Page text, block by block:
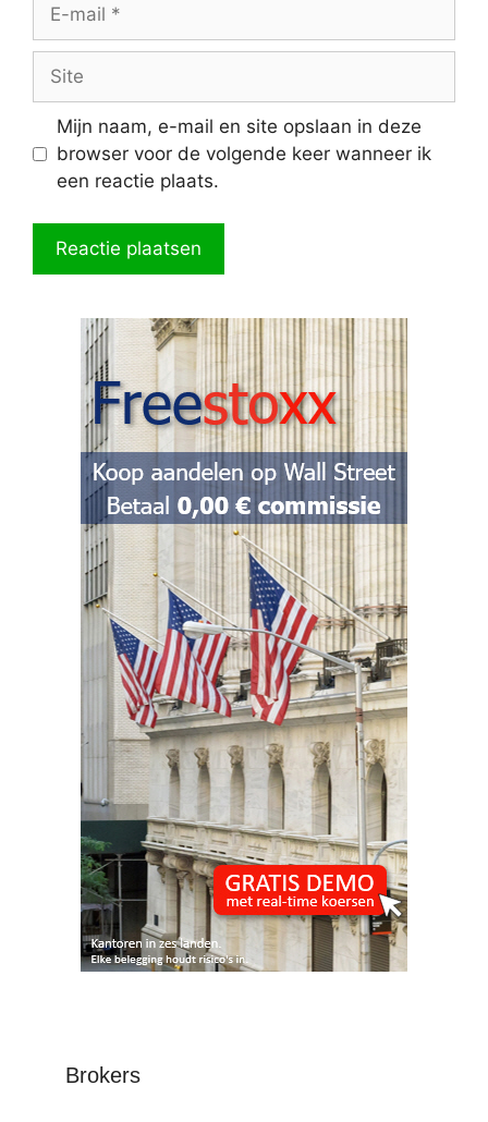
Site
Mijn naam, e-mail en site opslaan in deze
browser voor de volgende keer wanneer ik
een reactie plaats.
Brokers